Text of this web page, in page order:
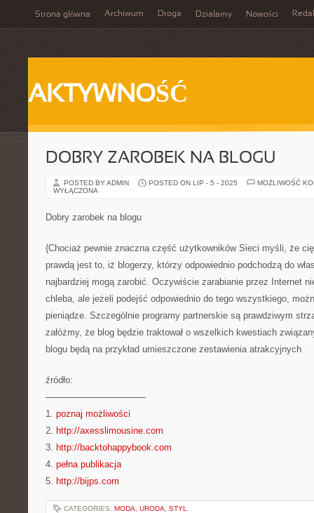
Strona główna Archiwum Droga Działamy Nowości
AKTYWNOŚĆ
DOBRY ZAROBEK NA BLOGU
POSTED BY ADMIN POSTED ON LIP - 5 - 2025
MOŻLIWOŚĆ
WYŁĄCZONA
Dobry zarobek na blogu
{Chociaż pewnie znaczna część użytkowników Sieci myśli, że
prawdą jest to, iż blogerzy, którzy odpowiednio podchodzą do
najbardziej mogą zarobić. Oczywiście zarabianie przez Internet
chleba, ale jeżeli podejść odpowiednio do tego wszystkiego,
pieniądze. Szczególnie programy partnerskie są prawdziwym
załóżmy, że blog będzie traktował o wszelkich kwestiach
blogu będą na przykład umieszczone zestawienia atrakcyjnych
źródło:
———————————
1. poznaj możliwości
2. http://axesslimousine.com
3. http://backtohappybook.com
4. pełna publikacja
5. http://bijps.com
CATEGORIES: MODA, URODA, STYL